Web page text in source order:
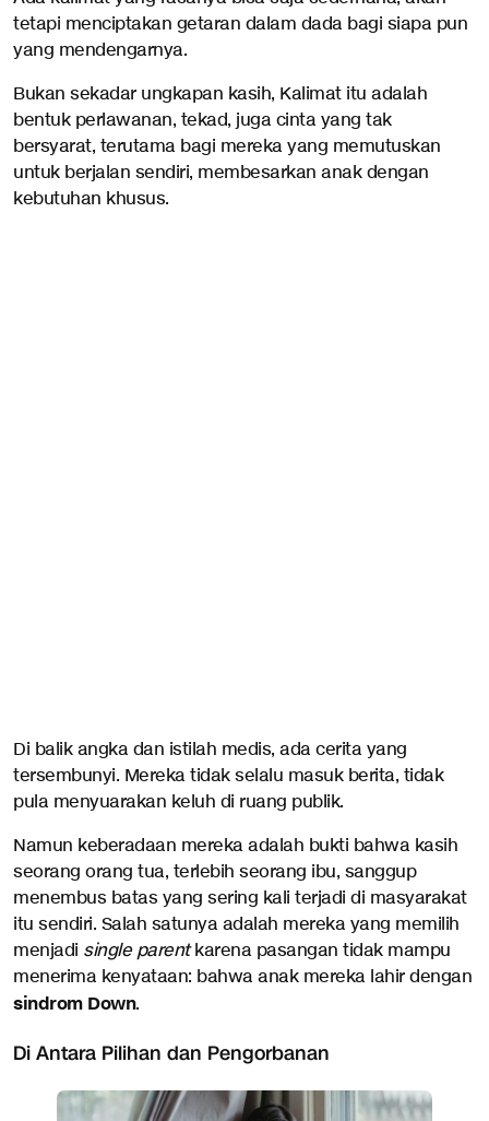
tetapi menciptakan getaran dalam dada bagi siapa pun
yang mendengarnya.
Bukan sekadar ungkapan kasih, Kalimat itu adalah
bentuk perlawanan, tekad, juga cinta yang tak
bersyarat, terutama bagi mereka yang memutuskan
untuk berjalan sendiri, membesarkan anak dengan
kebutuhan khusus.
Di balik angka dan istilah medis, ada cerita yang
tersembunyi. Mereka tidak selalu masuk berita, tidak
pula menyuarakan keluh di ruang publik.
Namun keberadaan mereka adalah bukti bahwa kasih
seorang orang tua, terlebih seorang ibu, sanggup
menembus batas yang sering kali terjadi di masyarakat
itu sendiri. Salah satunya adalah mereka yang memilih
menjadi single parentkarena pasangan tidak mampu
menerima kenyataan: bahwa anak mereka lahir dengan
sindrom Down.
Di Antara Pilihan dan Pengorbanan